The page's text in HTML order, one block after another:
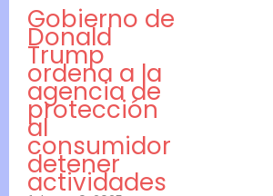
Gobierno de
Donald
Trump
ordena a la
agencia de
protección
al
consumidor
detener
actividades